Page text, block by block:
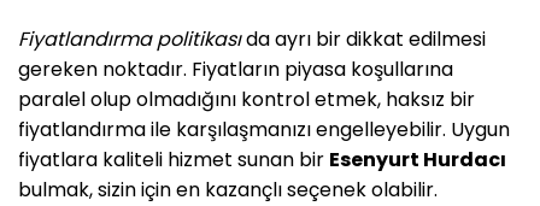
Fiyatlandırma politikasıda ayrı bir dikkat edilmesi
gereken noktadır. Fiyatların piyasa koşullarına
paralel olup olmadığını kontrol etmek, haksız bir
fiyatlandırma ile karşılaşmanızı engelleyebilir. Uygun
fiyatlara kaliteli hizmet sunan bir Esenyurt Hurdacı
bulmak, sizin için en kazançlı seçenek olabilir.